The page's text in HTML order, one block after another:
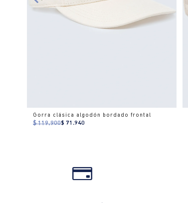
Gorra clásica algodón bordado frontal
$ 119.900$ 71.940